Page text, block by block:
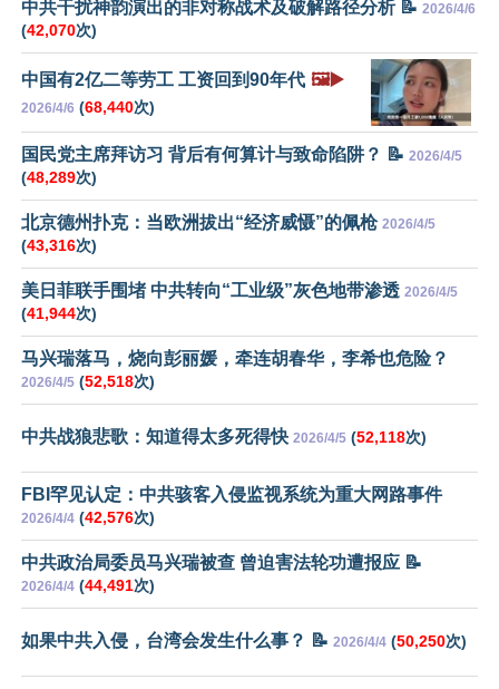
中共干扰神韵演出的非对称战术及破解路径分析 📝 2026/4/6
(42,070次)
中国有2亿二等劳工 工资回到90年代 🖼️▶️
2026/4/6 (68,440次)
国民党主席拜访习 背后有何算计与致命陷阱？ 📝 2026/4/5
(48,289次)
北京德州扑克：当欧洲拔出“经济威慑”的佩枪 2026/4/5
(43,316次)
美日菲联手围堵 中共转向“工业级”灰色地带渗透 2026/4/5
(41,944次)
马兴瑞落马，烧向彭丽媛，牵连胡春华，李希也危险？
2026/4/5 (52,518次)
中共战狼悲歌：知道得太多死得快 2026/4/5 (52,118次)
FBI罕见认定：中共骇客入侵监视系统为重大网路事件
2026/4/4 (42,576次)
中共政治局委员马兴瑞被查 曾迫害法轮功遭报应 📝
2026/4/4 (44,491次)
如果中共入侵，台湾会发生什么事？ 📝 2026/4/4 (50,250次)